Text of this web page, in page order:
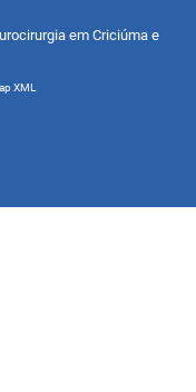
em Criciúma e
XML